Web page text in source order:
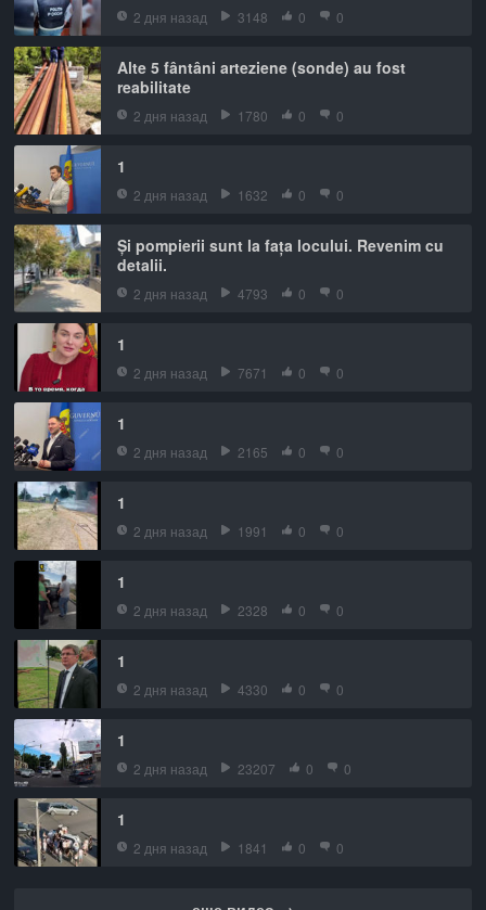
2 дня назад 3148 0 0
Alte 5 fântâni arteziene (sonde) au fost
reabilitate
2 дня назад 1780 0 0
1
2 дня назад 1632 0 0
Și pompierii sunt la fața locului. Revenim cu
detalii.
2 дня назад 4793 0 0
1
2 дня назад 7671 0 0
1
2 дня назад 2165 0 0
1
2 дня назад 1991 0 0
1
2 дня назад 2328 0 0
1
2 дня назад 4330 0 0
1
2 дня назад 23207 0 0
1
2 дня назад 1841 0 0